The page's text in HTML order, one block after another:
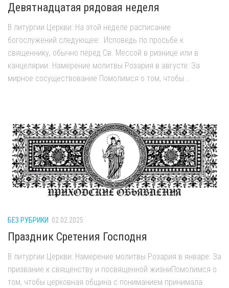
Девятнадцатая рядовая неделя
В литургии Церкви: На этой неделе расписание
богослужений следующее: Исповедь по просьбе к
священнику, обычно перед Св. Мессой в ризнице или в
канцелярии. Намерение молитвы Розария в августе: За
мирное сосуществование Помолимся о том, чтобы...
БЕЗ РУБРИКИ 02.02.2025
Праздник Сретения Господня
В литургии Церкви: Намерение молитвы Розария в январе: За
призвание к священству и посвященной жизниПомолимся о
том, чтобы церковная община с пониманием принимала